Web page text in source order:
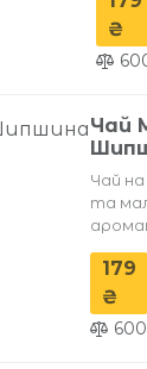
напій
року.
₴
Чай
Чай
та
для
179
₴
600